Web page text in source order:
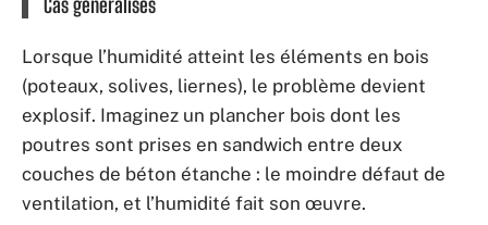
Lorsque l’humidité atteint les éléments en bois
(poteaux, solives, liernes), le problème devient
explosif. Imaginez un plancher bois dont les
poutres sont prises en sandwich entre deux
couches de béton étanche : le moindre défaut de
ventilation, et l’humidité fait son œuvre.